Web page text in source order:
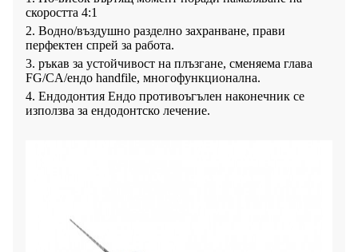
скоростта 4:1
2. Водно/въздушно разделно захранване, прави
перфектен спрей за работа.
3. ръкав за устойчивост на плъзгане, сменяема глава
FG/CA/ендо handfile, многофункционална.
4. Ендодонтия Ендо противоъгълен наконечник се
използва за ендодонтско лечение.